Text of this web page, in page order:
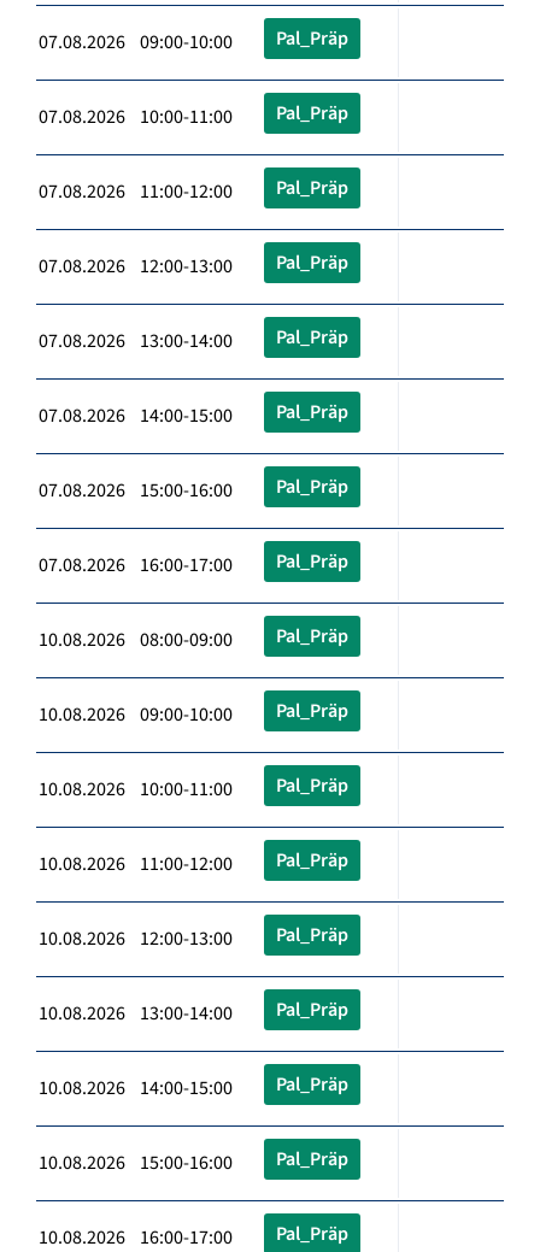
07.08.2026 09:00-10:00 Pal_Präp
07.08.2026 10:00-11:00 Pal_Präp
07.08.2026 11:00-12:00 Pal_Präp
07.08.2026 12:00-13:00 Pal_Präp
07.08.2026 13:00-14:00 Pal_Präp
07.08.2026 14:00-15:00 Pal_Präp
07.08.2026 15:00-16:00 Pal_Präp
07.08.2026 16:00-17:00 Pal_Präp
10.08.2026 08:00-09:00 Pal_Präp
10.08.2026 09:00-10:00 Pal_Präp
10.08.2026 10:00-11:00 Pal_Präp
10.08.2026 11:00-12:00 Pal_Präp
10.08.2026 12:00-13:00 Pal_Präp
10.08.2026 13:00-14:00 Pal_Präp
10.08.2026 14:00-15:00 Pal_Präp
10.08.2026 15:00-16:00 Pal_Präp
10.08.2026 16:00-17:00 Pal_Präp